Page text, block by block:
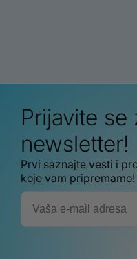
Prijavite se
newsletter!
Prvi saznajte vesti i
koje vam pripremamo!
Email